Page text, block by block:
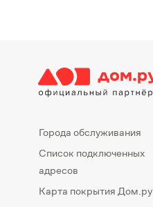
Города обслуживания
Список подключенных
адресов
Карта покрытия Дом.ру